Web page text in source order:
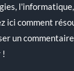
ici comment
un
!